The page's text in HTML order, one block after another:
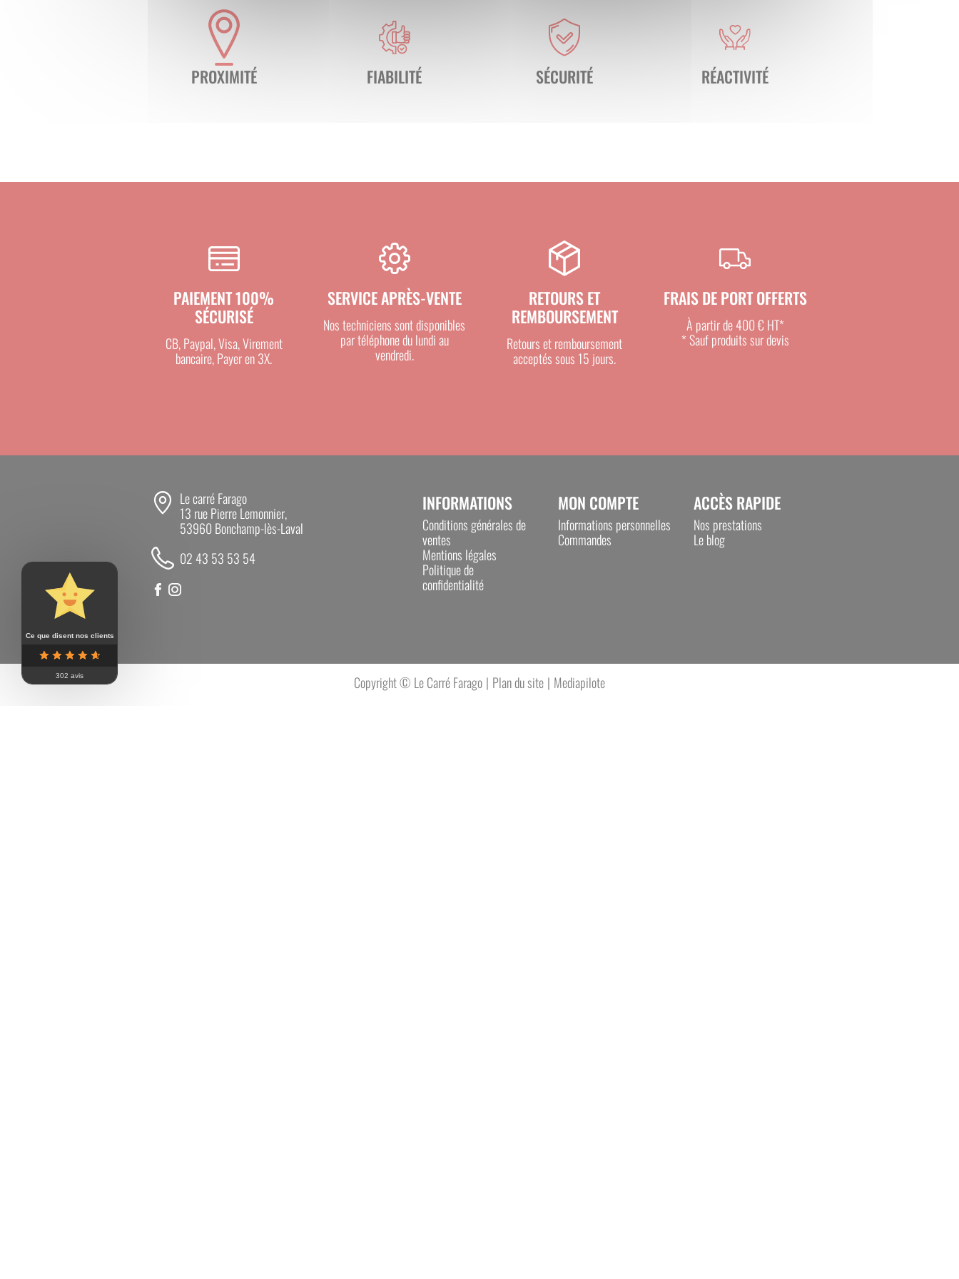
suffisant de foulées pour une immersion complète et un traitement efficace.
Système automatique pour un gain de temps
Équipé d’un remplissage et vidange automatiques, ce pédiluve réduit considérablement les
interventions manuelles :
Idéal pour une utilisation régulière sans contrainte.
Une excellente résistance à la corrosion et aux produits chimiques
Une durabilité accrue en environnement agricole
Confort et sécurité pour les animaux
Sa conception ergonomique assure :
Longueur : 3 mètres
Matériau : inox haute qualité
Système : automatique (remplissage / vidange)
Utilisation : bovins (laitiers et viande)
Installation : en couloir de passage
POURQUOI CHOISIR CE PÉDILUVE AUTOMATIQUE BOVIN ?
Réduction des maladies du pied
PROXIMITÉ FIABILITÉ SÉCURITÉ RÉACTIVITÉ
PAIEMENT 100%
SÉCURISÉ
CB, Paypal, Visa, Virement
bancaire, Payer en 3X.
SERVICE APRÈS-VENTE
Nos techniciens sont disponibles
par téléphone du lundi au
vendredi.
RETOURS ET
REMBOURSEMENT
Retours et remboursement
acceptés sous 15 jours.
FRAIS DE PORT OFFERTS
À partir de 400 € HT*
* Sauf produits sur devis
Le carré Farago
13 rue Pierre Lemonnier,
53960 Bonchamp-lès-Laval
02 43 53 53 54
INFORMATIONS
Conditions générales de
ventes
Mentions légales
Politique de
confidentialité
MON COMPTE
Informations personnelles
Commandes
ACCÈS RAPIDE
Nos prestations
Le blog
Plan du site Mediapilote
Ce que disent nos clients
302 avis